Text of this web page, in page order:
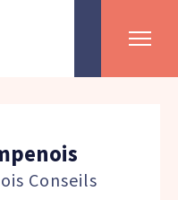
Conseils